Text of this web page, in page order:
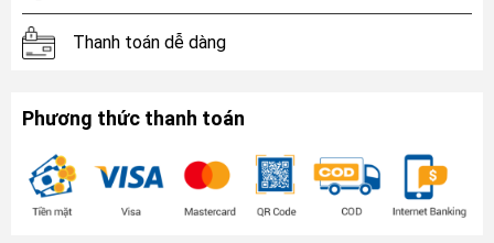
Thanh toán dễ dàng
Phương thức thanh toán